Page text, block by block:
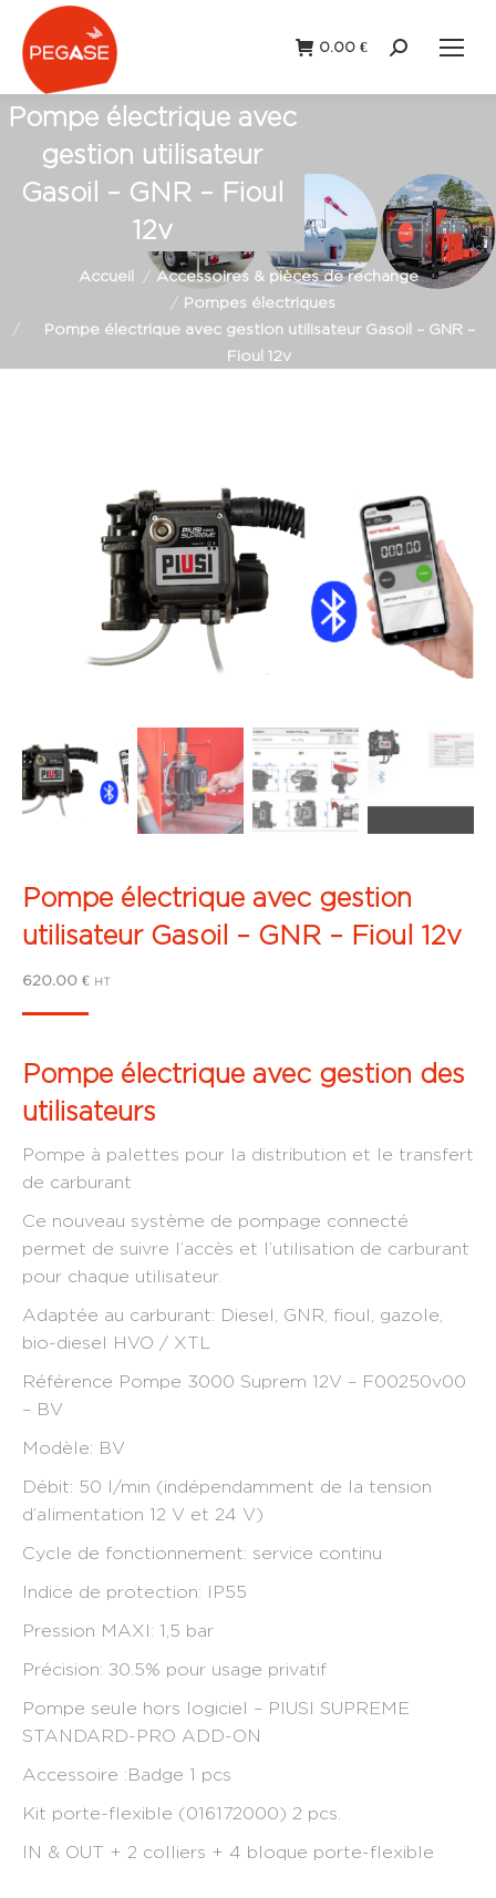
0.00 €
Recherche
Pompe électrique avec
gestion utilisateur
Gasoil – GNR – Fioul
12v
Accueil
Accessoires & pièces de rechange
Pompes électriques
Pompe électrique avec gestion utilisateur Gasoil – GNR –
Fioul 12v
Pompe électrique avec gestion
utilisateur Gasoil – GNR – Fioul 12v
620.00 € HT
Pompe électrique avec gestion des
utilisateurs
Pompe à palettes pour la distribution et le transfert
de carburant
Ce nouveau système de pompage connecté
permet de suivre l’accès et l’utilisation de carburant
pour chaque utilisateur.
Adaptée au carburant: Diesel, GNR, fioul, gazole,
bio-diesel HVO / XTL
Référence Pompe 3000 Suprem 12V – F00250v00
– BV
Modèle: BV
Débit: 50 l/min (indépendamment de la tension
d’alimentation 12 V et 24 V)
Cycle de fonctionnement: service continu
Indice de protection: IP55
Pression MAXI: 1,5 bar
Précision: ±0.5% pour usage privatif
Pompe seule hors logiciel – PIUSI SUPREME
STANDARD-PRO ADD-ON
Accessoire :Badge 1 pcs
Kit porte-flexible (016172000) 2 pcs.
IN & OUT + 2 colliers + 4 bloque porte-flexible